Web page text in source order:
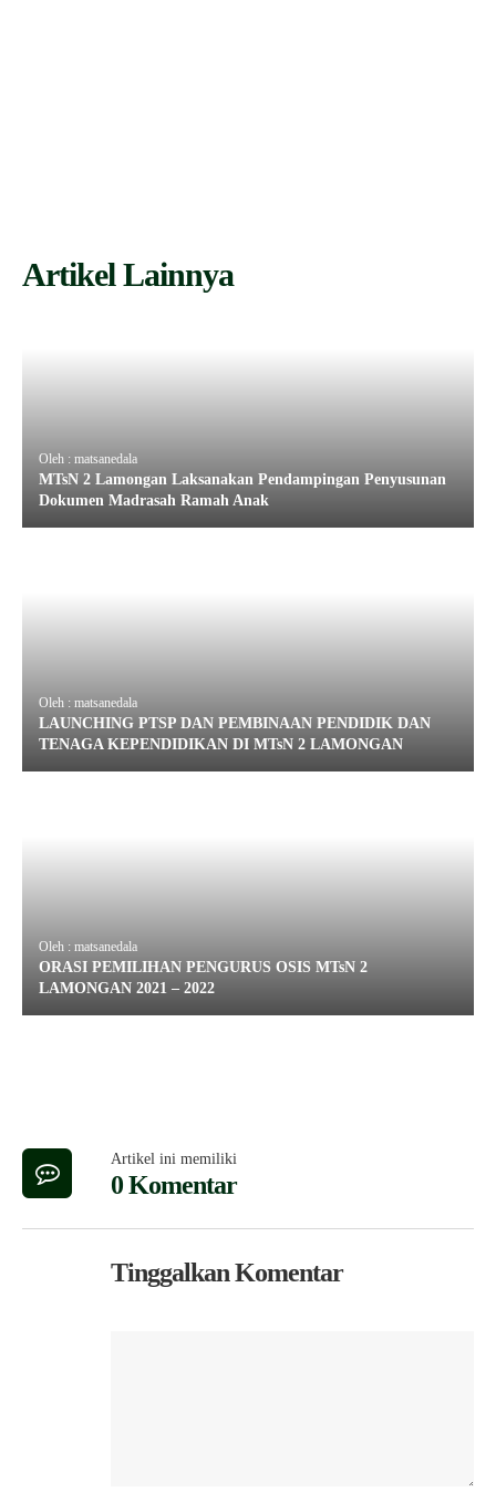
Artikel Lainnya
Oleh : matsanedala
MTsN 2 Lamongan Laksanakan Pendampingan Penyusunan
Dokumen Madrasah Ramah Anak
Oleh : matsanedala
LAUNCHING PTSP DAN PEMBINAAN PENDIDIK DAN
TENAGA KEPENDIDIKAN DI MTsN 2 LAMONGAN
Oleh : matsanedala
ORASI PEMILIHAN PENGURUS OSIS MTsN 2
LAMONGAN 2021 – 2022
Artikel ini memiliki
0 Komentar
Tinggalkan Komentar